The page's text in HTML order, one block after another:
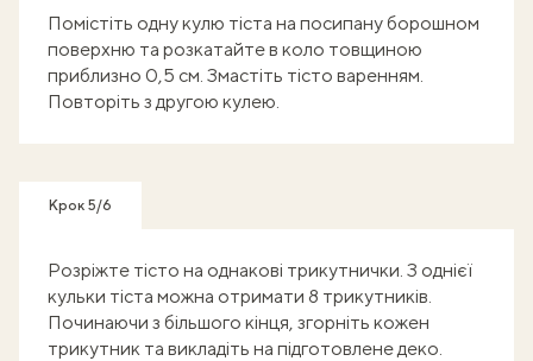
Помістіть одну кулю тіста на посипану борошном
поверхню та розкатайте в коло товщиною
приблизно 0,5 см. Змастіть тісто варенням.
Повторіть з другою кулею.
Крок 5/6
Розріжте тісто на однакові трикутнички. З однієї
кульки тіста можна отримати 8 трикутників.
Починаючи з більшого кінця, згорніть кожен
трикутник та викладіть на підготовлене деко.